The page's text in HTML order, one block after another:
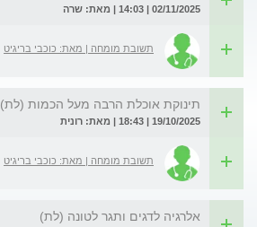
02/11/2025 | 14:03 | מאת: שרה
תשובת מומחה | מאת: כוכבי בריגיט
תינוקת אוכלת הרבה מעל הכמות (לת)
19/10/2025 | 18:43 | מאת: רונית
תשובת מומחה | מאת: כוכבי בריגיט
אלרגיה לדגים ותגר לטונה (לת)